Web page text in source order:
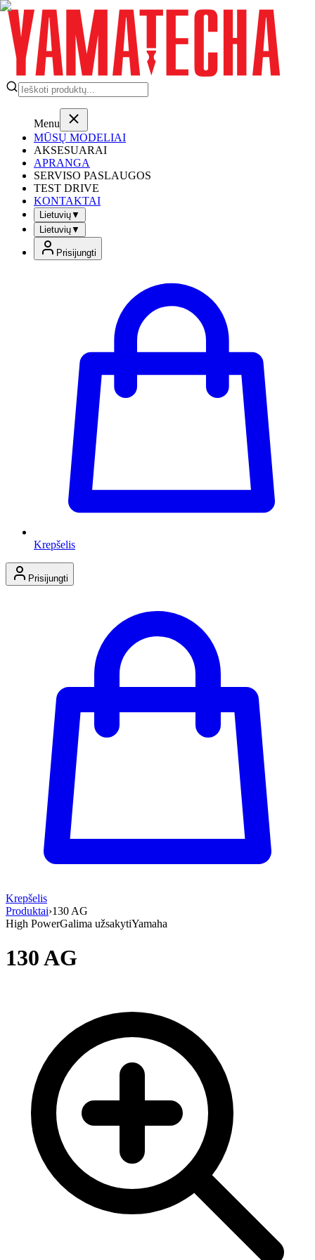
Menu
MŪSŲ MODELIAI
AKSESUARAI
APRANGA
SERVISO PASLAUGOS
TEST DRIVE
KONTAKTAI
Lietuvių▼
Lietuvių▼
Prisijungti
Krepšelis
Prisijungti
Krepšelis
Produktai›130 AG
High PowerGalima užsakytiYamaha
130 AG